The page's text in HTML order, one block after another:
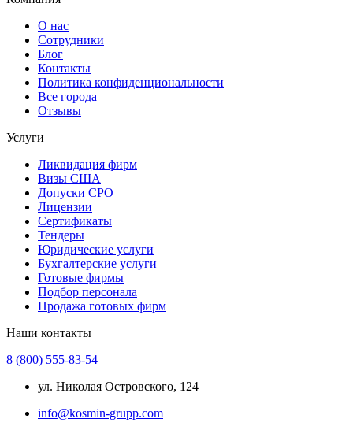
О нас
Сотрудники
Блог
Контакты
Политика конфиденциональности
Все города
Отзывы
Услуги
Ликвидация фирм
Визы США
Допуски СРО
Лицензии
Сертификаты
Тендеры
Юридические услуги
Бухгалтерские услуги
Готовые фирмы
Подбор персонала
Продажа готовых фирм
Наши контакты
8 (800) 555-83-54
ул. Николая Островского, 124
info@kosmin-grupp.com